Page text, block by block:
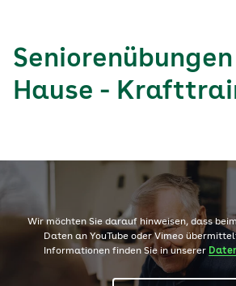
Hause -
Wir möchten Sie darauf hinweisen, dass
Daten an YouTube oder Vimeo
Informationen finden Sie in unserer